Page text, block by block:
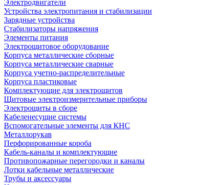
Электродвигатели
Устройства электропитания и стабилизации
Зарядные устройства
Стабилизаторы напряжения
Элементы питания
Электрощитовое оборудование
Корпуса металлические сборные
Корпуса металлические сварные
Корпуса учетно-распределительные
Корпуса пластиковые
Комплектующие для электрощитов
Щитовые электроизмерительные приборы
Электрощиты в сборе
Кабеленесущие системы
Вспомогательные элементы для КНС
Металлорукав
Перфорированные короба
Кабель-каналы и комплектующие
Противопожарные перегородки и каналы
Лотки кабельные металлические
Трубы и аксессуары